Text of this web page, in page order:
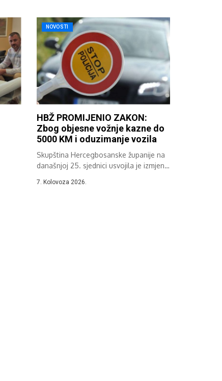
NOVOSTI
HBŽ PROMIJENIO ZAKON:
Zbog objesne vožnje kazne do
5000 KM i oduzimanje vozila
Skupština Hercegbosanske županije na
današnjoj 25. sjednici usvojila je izmjene
7. Kolovoza 2026.